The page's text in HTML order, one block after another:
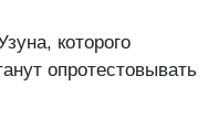
которого
опротестовывать